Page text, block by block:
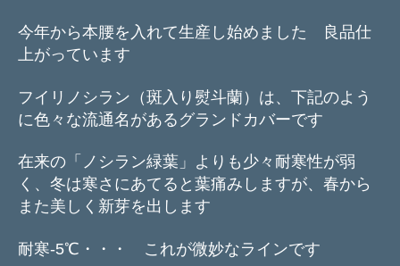
今年から本腰を入れて生産し始めました 良品仕
上がっています
フイリノシラン（斑入り熨斗蘭）は、下記のよう
に色々な流通名があるグランドカバーです
在来の「ノシラン緑葉」よりも少々耐寒性が弱
く、冬は寒さにあてると葉痛みしますが、春から
また美しく新芽を出します
耐寒-5℃・・・ これが微妙なラインです